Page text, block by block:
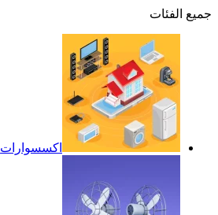
جميع الفئات
اكسسوارات